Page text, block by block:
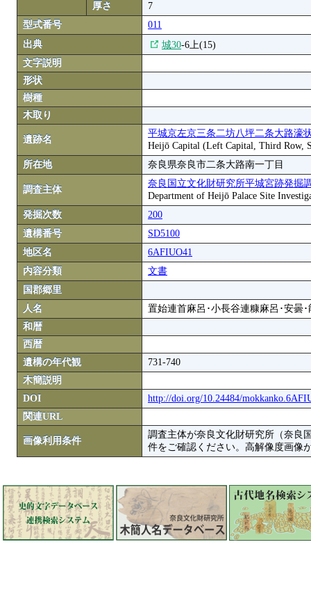
厚さ
7
型式番号
011
出典
城30-6上(15)
文字説明
形状
樹種
木取り
遺跡名
平城京左京三条二坊八坪二条大路濠
Heijō Capital (Left Capital, Third Row,
所在地
奈良県奈良市二条大路南一丁目
調査主体
奈良国立文化財研究所平城宮跡発掘
Department of Heijō Palace Site
発掘次数
200
遺構番号
SD5100
地区名
6AFIUO41
内容分類
文書
国郡郷里
人名
置始連首麻呂･小長谷連糠麻呂･安曇
和暦
西暦
遺構の年代観
731-740
木簡説明
DOI
http://doi.org/10.24484/
関連URL
画像利用条件
調査主体が奈良文化財研究所（奈良
件をご確認ください。高解像度画像